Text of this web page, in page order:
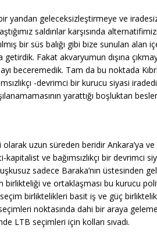
yandan geleceksizleştirmeye ve
saldırılar karşısında
bir süs balığı gibi bize sunulan alan
Fakat akvaryumun dışına
beceremedik. Tam da bu noktada
-devrimci bir kurucu siyasi
yarattığı boşluktan
uzun süreden beridir Ankara’ya
kapitalist ve bağımsızlıkçı bir devrimci
sadece Baraka’nın üstesinden
birlikteliği ve ortaklaşması bu kurucu
seçim birliktelikleri basit iş ve güç
noktasında dahi bir araya
LTB seçimleri için kolları sıvadı.